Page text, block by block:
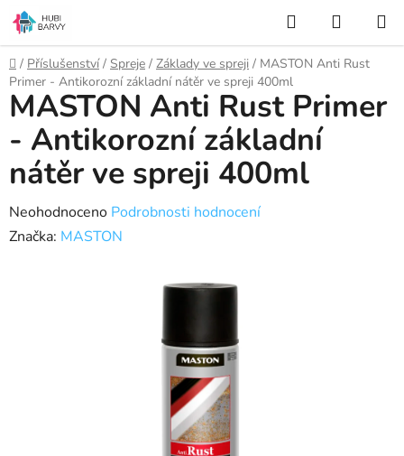
Přejít
na
obsah
Hledat
KOŠÍK
Domů
/ Příslušenství / Spreje / Základy ve spreji / MASTON Anti Rust
Primer - Antikorozní základní nátěr ve spreji 400ml
MASTON Anti Rust Primer
- Antikorozní základní
nátěr ve spreji 400ml
Průměrné
hodnocení
Neohodnoceno Podrobnosti hodnocení
Značka: MASTON